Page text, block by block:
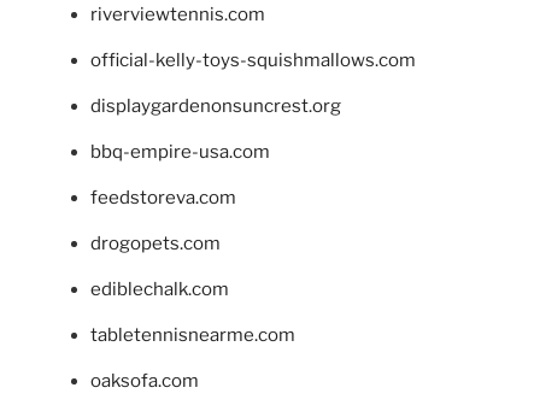
riverviewtennis.com
official-kelly-toys-squishmallows.com
displaygardenonsuncrest.org
bbq-empire-usa.com
feedstoreva.com
drogopets.com
ediblechalk.com
tabletennisnearme.com
oaksofa.com